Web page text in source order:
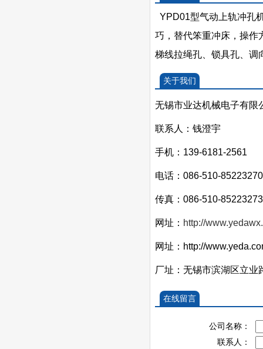
YPD01型气动上轨冲孔
巧，替代笨重冲床，操作
梯线拉绳孔、锁具孔、调
关于我们
无锡市业达机械电子有限
联系人：钱澄宇
手机：139-6181-2561
电话：086-510-
传真：086-510-85223273
网址： http://
网址：http://
厂址：无锡市滨湖区立业
在线留言
公司名称：
联系人：